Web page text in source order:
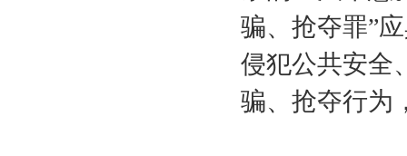
骗、抢夺罪”
侵犯公共安全
骗、抢夺行为